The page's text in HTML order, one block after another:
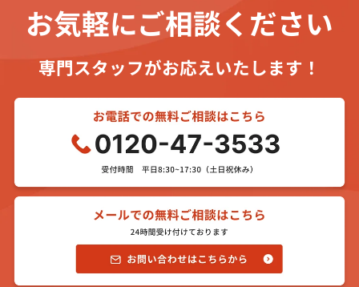
お気軽にご相談ください
専門スタッフがお応えいたします！